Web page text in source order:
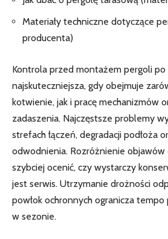
Materiały techniczne dotyczące
producenta)
Kontrola przed montażem pergoli po
najskuteczniejsza, gdy obejmuje
kotwienie, jak i pracę mechanizmów
zadaszenia. Najczęstsze problemy
strefach łączeń, degradacji podłoża
odwodnienia. Rozróżnienie
szybciej ocenić, czy wystarczy
jest serwis. Utrzymanie drożności
powłok ochronnych ogranicza
w sezonie.